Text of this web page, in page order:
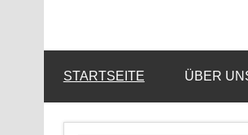
STARTSEITE ÜBER